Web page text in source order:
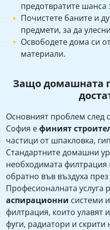
предотвратите шанса
Почистете баните и
предмети, за да
Освободете дома си
материали.
Защо домашната
Основният проблем след
София ефиният
частици от шпакловка,
Стандартните домашни
необходимата
обратно във въздуха
Професионалната услуга
аспирационни системи
филтрация, които улавят
фуги, радиатори и